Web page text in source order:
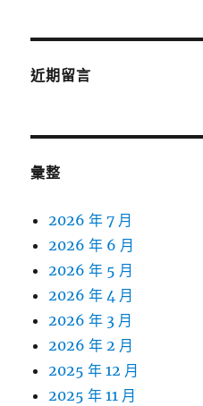
近期留言
彙整
2026 年 7 月
2026 年 6 月
2026 年 5 月
2026 年 4 月
2026 年 3 月
2026 年 2 月
2025 年 12 月
2025 年 11 月